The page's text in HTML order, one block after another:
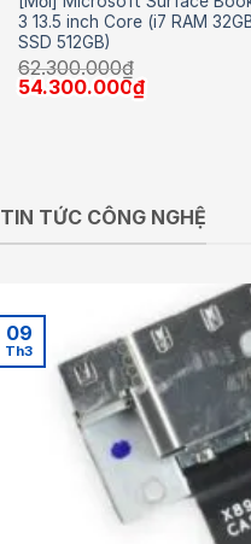
3 13.5 inch Core (i7 RAM
SSD 512GB)
62.300.000₫
Giá
54.300.000₫Giá
hiện
TIN TỨC CÔNG NGHỆ
09
Th3